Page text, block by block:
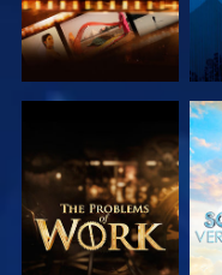
UTFORSK
SERIEN